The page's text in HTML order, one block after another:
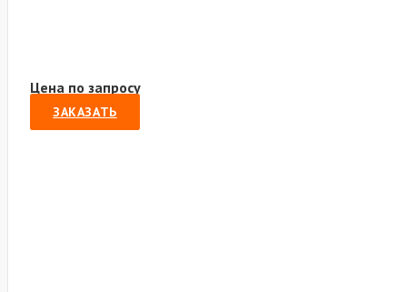
Цена по запросу
ЗАКАЗАТЬ